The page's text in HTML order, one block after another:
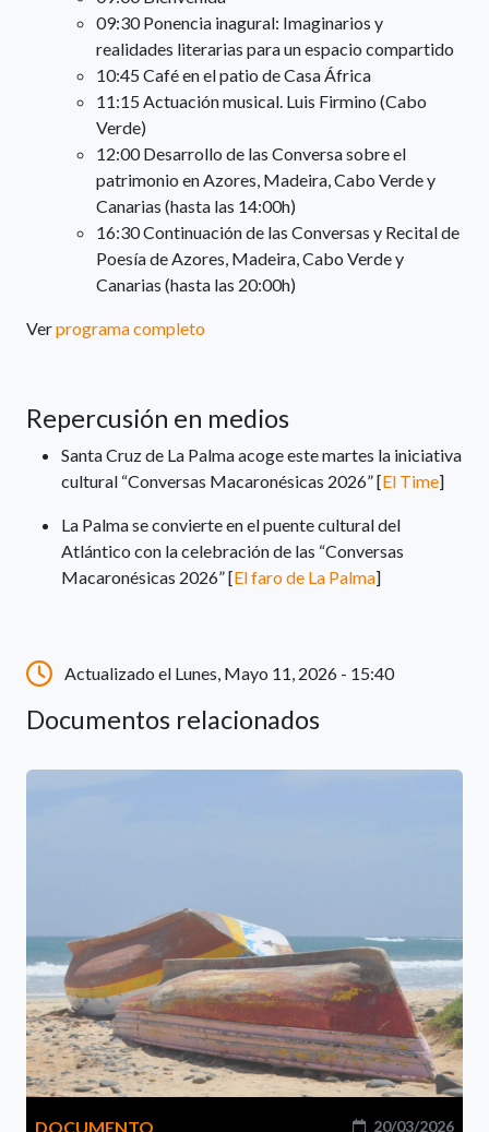
09:30 Ponencia inagural: Imaginarios y
realidades literarias para un espacio compartido
10:45 Café en el patio de Casa África
11:15 Actuación musical. Luis Firmino (Cabo
Verde)
12:00 Desarrollo de las Conversa sobre el
patrimonio en Azores, Madeira, Cabo Verde y
Canarias (hasta las 14:00h)
16:30 Continuación de las Conversas y Recital de
Poesía de Azores, Madeira, Cabo Verde y
Canarias (hasta las 20:00h)
Verprograma completo
Repercusión en medios
Santa Cruz de La Palma acoge este martes la iniciativa
cultural “Conversas Macaronésicas 2026” [El Time]
La Palma se convierte en el puente cultural del
Atlántico con la celebración de las “Conversas
Macaronésicas 2026” [El faro de La Palma]
Actualizado el Lunes, Mayo 11, 2026 - 15:40
Documentos relacionados
DOCUMENTO 20/03/2026